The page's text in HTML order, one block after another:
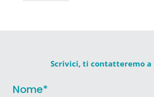
Scrivici, ti contatteremo a
Nome*